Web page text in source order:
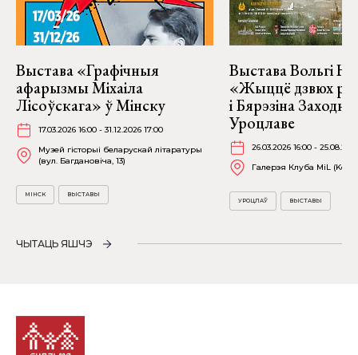
Выстава «Графічныя
афарызмы Міхаіла
Лісоўскага» ў Мінску
17.03.2026 16:00 - 31.12.2026 17:00
Музей гісторыі беларускай літаратуры
(вул. Багдановіча, 13)
МІНСК ВЫСТАВЫ
Выстава Вольгі
«Жыццё дзвюх
і Бярэзіна
Уроцлаве
26.03.2026 16:00 -
Галерэя Клуба MiL
УРОЦЛАЎ ВЫСТАВЫ
ЧЫТАЦЬ ЯШЧЭ